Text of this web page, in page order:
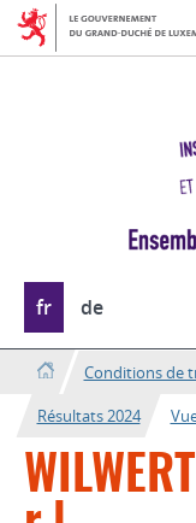
Aller
Aller
au
Changer
de
langue
fr de
Conditions de
Résultats 2024